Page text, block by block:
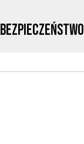
Bezpieczeństwo